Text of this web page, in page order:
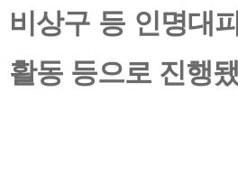
비상구 등 인명대
활동 등으로 진행